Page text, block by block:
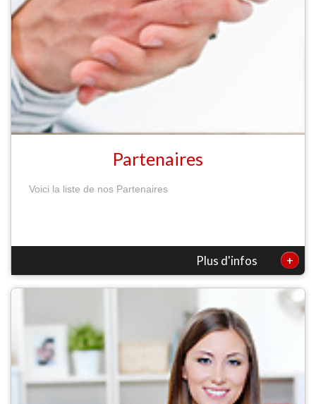
Partenaires
Voici la liste de nos Partenaires
Plus d'infos +